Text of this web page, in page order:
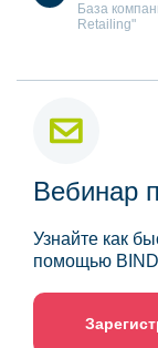
База
Retailing"
Вебинар
Узнайте как
помощью